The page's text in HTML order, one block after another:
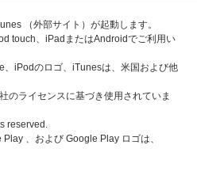
（外部サイト）が起動します。
touch、iPadまたはAndroidでご利用い
、iPodのロゴ、iTunesは、米国および他
のライセンスに基づき使用されていま
reserved.
、および Google Play ロゴは、